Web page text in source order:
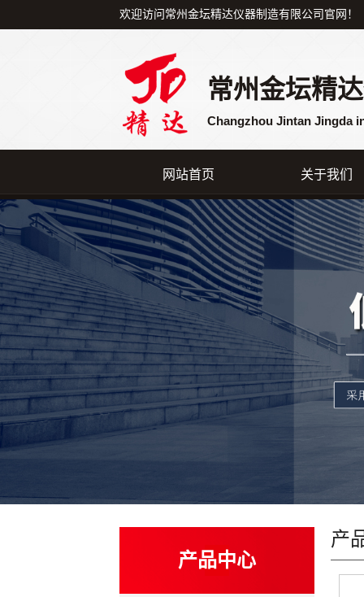
欢迎访问常州金坛精达仪器制造有限公司官网！
常州金坛精
Changzhou Jintan Jingda
网站首页 关于我们
产品中心
产